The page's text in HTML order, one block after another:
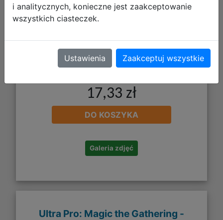
17,33 zł
DO KOSZYKA
Galeria zdjęć
Ultra Pro: Magic the Gathering -
i analitycznych, konieczne jest zaakceptowanie
wszystkich ciasteczek.
Ustawienia Zaakceptuj wszystkie